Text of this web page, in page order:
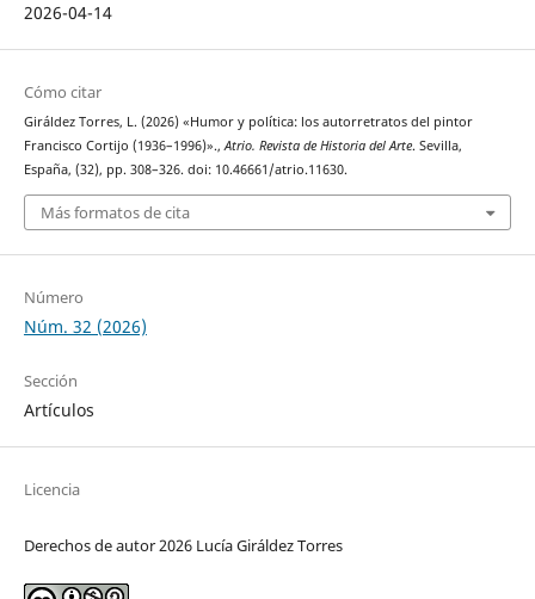
2026-04-14
Cómo citar
Giráldez Torres, L. (2026) «Humor y política: los autorretratos del pintor
Francisco Cortijo (1936–1996)».,Atrio. Revista de Historia del Arte. Sevilla,
España, (32), pp. 308–326. doi: 10.46661/atrio.11630.
Más formatos de cita
Número
Núm. 32 (2026)
Sección
Artículos
Licencia
Derechos de autor 2026 Lucía Giráldez Torres